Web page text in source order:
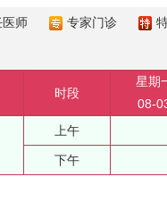
医师 专家门诊
时段
星期
08-
上午
下午